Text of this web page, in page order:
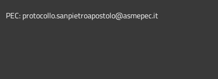
PEC: protocollo.sanpietroapostolo@asmepec.it